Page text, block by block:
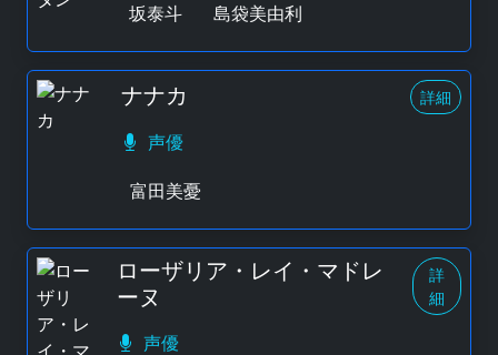
坂泰斗
島袋美由利
ナナカ 詳細
声優
富田美憂
ローザリア・レイ・マドレ
ーヌ
詳
細
声優